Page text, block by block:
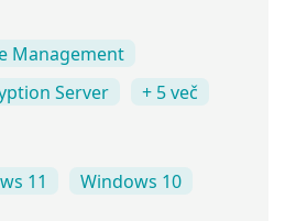
Management
Server
+ 5 več
11 Windows 10